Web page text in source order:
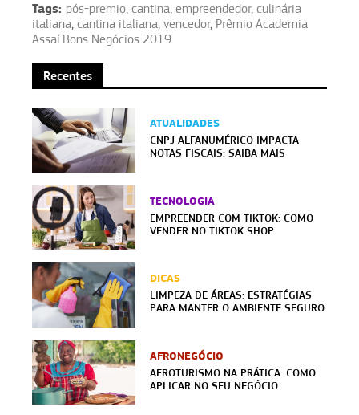
Tags: pós-premio, cantina, empreendedor, culinária
italiana, cantina italiana, vencedor, Prêmio Academia
Assaí Bons Negócios 2019
Recentes
ATUALIDADES
CNPJ ALFANUMÉRICO IMPACTA
NOTAS FISCAIS: SAIBA MAIS
TECNOLOGIA
EMPREENDER COM TIKTOK: COMO
VENDER NO TIKTOK SHOP
DICAS
LIMPEZA DE ÁREAS: ESTRATÉGIAS
PARA MANTER O AMBIENTE SEGURO
AFRONEGÓCIO
AFROTURISMO NA PRÁTICA: COMO
APLICAR NO SEU NEGÓCIO